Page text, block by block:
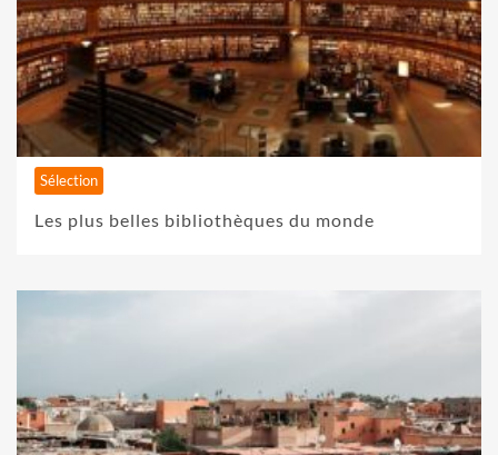
Sélection
Les plus belles bibliothèques du monde